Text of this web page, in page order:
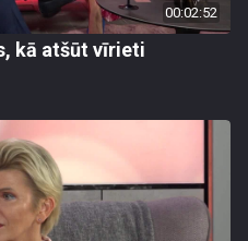
00:02:52
kā atšūt vīrieti